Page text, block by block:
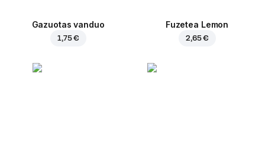
Gazuotas vanduo
1,75 €
Fuzetea Lemon
2,65 €